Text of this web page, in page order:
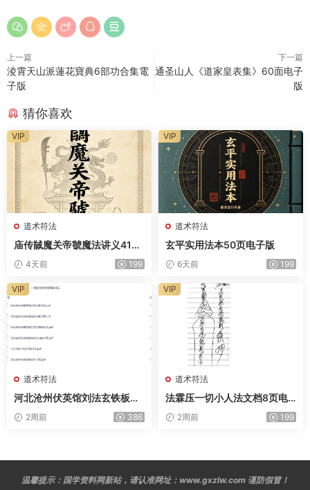
上一篇
淩霄天山派蓮花寶典6部功合集電
子版
下一篇
通圣山人《道家皇表集》60面电子
版
猜你喜欢
道术符法
庙传馘魔关帝虢魔法讲义41页
电子版
4天前 199
VIP
道术符法
玄平实用法本50页电子版
6天前 199
VIP
道术符法
河北沧州伏英馆刘法玄铁板正
法三七教法本合计153页电子
版
2周前 386
VIP
道术符法
法霖压一切小人法文档8页电
子版2周前 199
VIP
温馨提示：国学资料网新站，请认准网址：www.gxzlw.com 谨防假冒！